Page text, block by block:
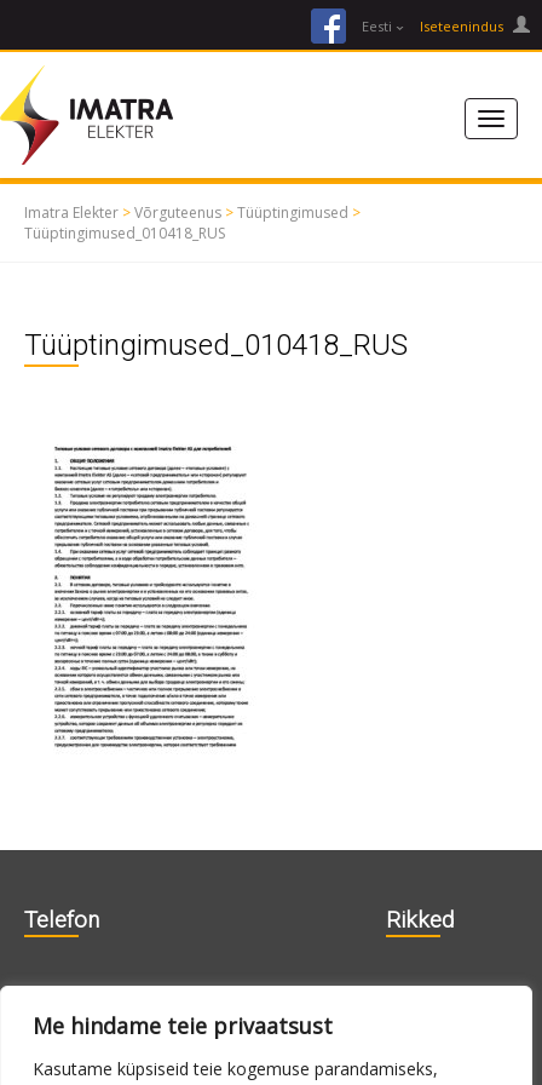
Me hindame teie privaatsust
Kasutame küpsiseid teie kogemuse parandamiseks,
facebookEesti Iseteenindus
Imatra Elekter >Võrguteenus >Tüüptingimused >
Tüüptingimused_010418_RUS
Tüüptingimused_010418_RUS
Telefon Rikked
715 0180